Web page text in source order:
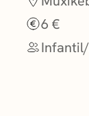
6 €